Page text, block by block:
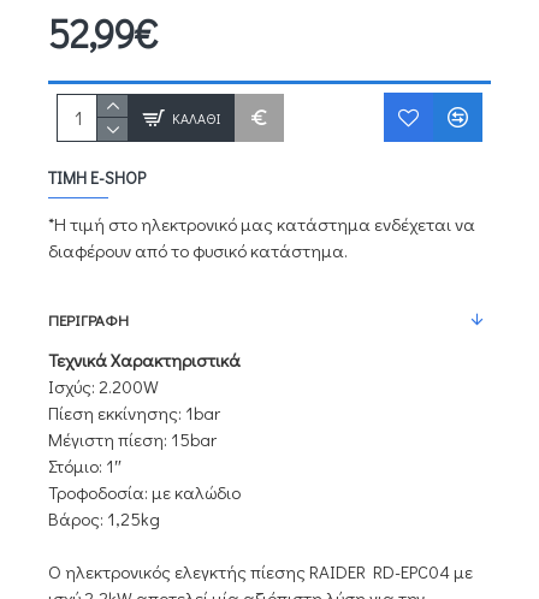
ΤΙΜΉ E-SHOP
*Η τιμή στο ηλεκτρονικό μας κατάστημα ενδέχεται να
διαφέρουν από το φυσικό κατάστημα.
ΠΕΡΙΓΡΑΦΉ
Τεχνικά Χαρακτηριστικά
Ισχύς: 2.200W
Πίεση εκκίνησης: 1bar
Μέγιστη πίεση: 15bar
Στόμιο: 1″
Τροφοδοσία: με καλώδιο
Βάρος: 1,25kg
Ο ηλεκτρονικός ελεγκτής πίεσης RAIDER RD-EPC04 με
52,99€
ΚΑΛΆΘΙ